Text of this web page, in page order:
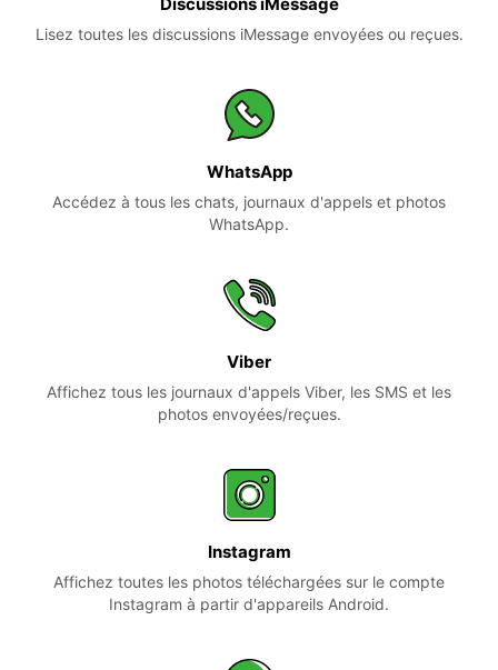
Lisez toutes les discussions iMessage envoyées ou reçues.
WhatsApp
Accédez à tous les chats, journaux d'appels et photos
WhatsApp.
Viber
Affichez tous les journaux d'appels Viber, les SMS et les
photos envoyées/reçues.
Instagram
Affichez toutes les photos téléchargées sur le compte
Instagram à partir d'appareils Android.